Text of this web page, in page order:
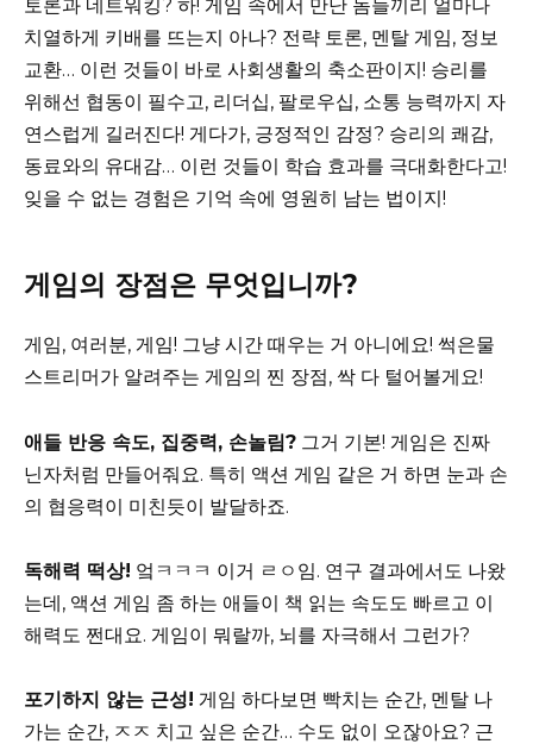
토론과 네트워킹? 하! 게임 속에서 만난 놈들끼리 얼마나
치열하게 키배를 뜨는지 아나? 전략 토론, 멘탈 게임, 정보
교환… 이런 것들이 바로 사회생활의 축소판이지! 승리를
위해선 협동이 필수고, 리더십, 팔로우십, 소통 능력까지 자
연스럽게 길러진다! 게다가, 긍정적인 감정? 승리의 쾌감,
동료와의 유대감… 이런 것들이 학습 효과를 극대화한다고!
잊을 수 없는 경험은 기억 속에 영원히 남는 법이지!
게임의 장점은 무엇입니까?
게임, 여러분, 게임! 그냥 시간 때우는 거 아니에요! 썩은물
스트리머가 알려주는 게임의 찐 장점, 싹 다 털어볼게요!
애들 반응 속도, 집중력, 손놀림? 그거 기본! 게임은 진짜
닌자처럼 만들어줘요. 특히 액션 게임 같은 거 하면 눈과 손
의 협응력이 미친듯이 발달하죠.
독해력 떡상! 엌ㅋㅋㅋ 이거 ㄹㅇ임. 연구 결과에서도 나왔
는데, 액션 게임 좀 하는 애들이 책 읽는 속도도 빠르고 이
해력도 쩐대요. 게임이 뭐랄까, 뇌를 자극해서 그런가?
포기하지 않는 근성! 게임 하다보면 빡치는 순간, 멘탈 나
가는 순간, ㅈㅈ 치고 싶은 순간… 수도 없이 오잖아요? 근